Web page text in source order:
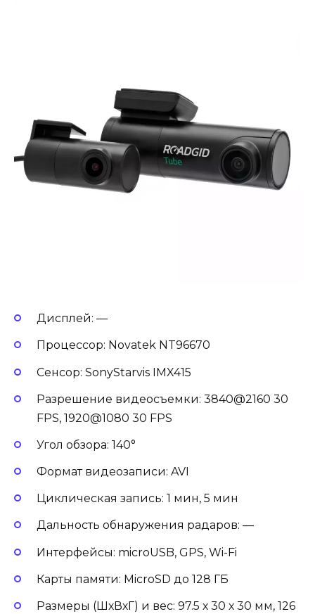
Дисплей: —
Процессор: Novatek NT96670
Сенсор: SonyStarvis IMX415
Разрешение видеосъемки: 3840@2160 30
FPS, 1920@1080 30 FPS
Угол обзора: 140°
Формат видеозаписи: AVI
Циклическая запись: 1 мин, 5 мин
Дальность обнаружения радаров: —
Интерфейсы: microUSB, GPS, Wi-Fi
Карты памяти: MicroSD до 128 ГБ
Размеры (ШхВхГ) и вес: 97.5 х 30 х 30 мм, 126